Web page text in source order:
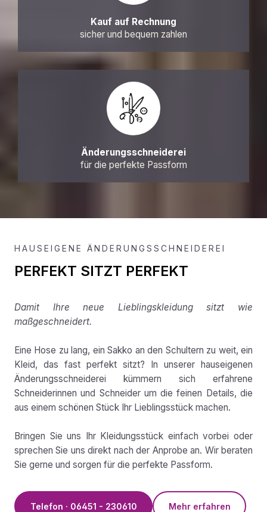
Kauf auf Rechnung
sicher und bequem zahlen
Änderungsschneiderei
für die perfekte Passform
HAUSEIGENE ÄNDERUNGSSCHNEIDEREI
PERFEKT SITZT PERFEKT
Damit Ihre neue Lieblingskleidung sitzt wie
maßgeschneidert.
Eine Hose zu lang, ein Sakko an den Schultern zu weit, ein
Kleid, das fast perfekt sitzt? In unserer hauseigenen
Änderungsschneiderei kümmern sich erfahrene
Schneiderinnen und Schneider um die feinen Details, die
aus einem schönen Stück Ihr Lieblingsstück machen.
Bringen Sie uns Ihr Kleidungsstück einfach vorbei oder
sprechen Sie uns direkt nach der Anprobe an. Wir beraten
Sie gerne und sorgen für die perfekte Passform.
Telefon · 06451 - 230610 Mehr erfahren